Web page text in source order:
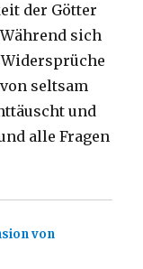
der Götter
sich
seltsam
und
alle Fragen
von